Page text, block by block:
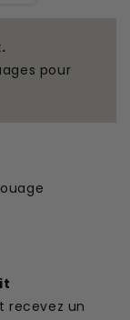
pour
recevez un